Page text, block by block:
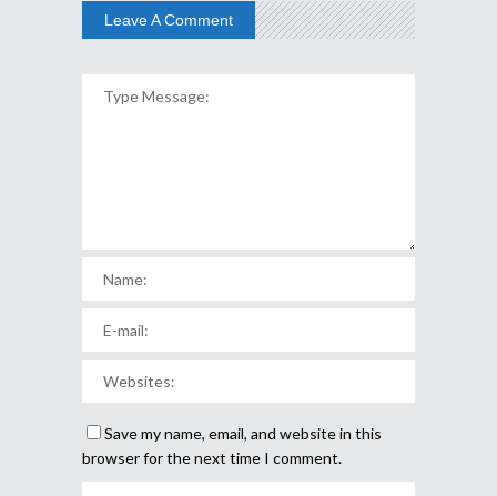
Leave A Comment
Save my name, email, and website in this
browser for the next time I comment.